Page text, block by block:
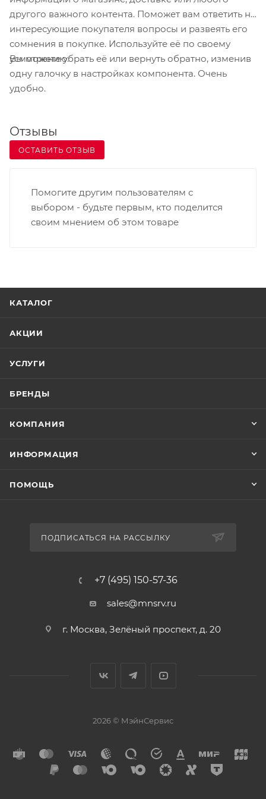
коды на больших расстояниях.
другого важного контента. Поможет вам ответить на
интересующие покупателя вопросы и развеять его
сомнения в покупке. Используйте её по своему
усмотрению.
Вы можете убрать её или вернуть обратно, изменив
одну галочку в настройках компонента. Очень
удобно.
Отзывы
ОСТАВИТЬ ОТЗЫВ
Помогите другим пользователям с
выбором - будьте первым, кто поделится
своим мнением об этом товаре
КАТАЛОГ
АКЦИИ
УСЛУГИ
БРЕНДЫ
КОМПАНИЯ
ИНФОРМАЦИЯ
ПОМОЩЬ
ПОДПИСАТЬСЯ НА РАССЫЛКУ
+7 (495) 150-57-36
sales@mnsrv.ru
г. Москва, Зелёный проспект, д. 20
2026 © МэйнСервис